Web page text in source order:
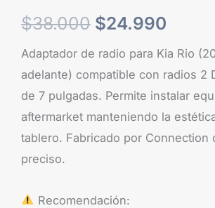
$38.000 $24.990
Adaptador de radio para Kia Rio
adelante) compatible con radios 2
de 7 pulgadas. Permite instalar
aftermarket manteniendo la
tablero. Fabricado por Connection
preciso.
Recomendación: